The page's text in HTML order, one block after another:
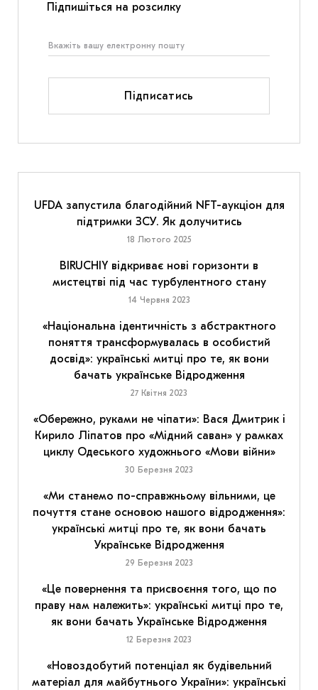
Підпишіться на розсилку
Підписатись
UFDA запустила благодійний NFT-аукціон для
підтримки ЗСУ. Як долучитись
18 Лютого 2025
BIRUCHIY відкриває нові горизонти в
мистецтві під час турбулентного стану
14 Червня 2023
«Національна ідентичність з абстрактного
поняття трансформувалась в особистий
досвід»: українські митці про те, як вони
бачать українське Відродження
27 Квітня 2023
«Обережно, руками не чіпати»: Вася Дмитрик і
Кирило Ліпатов про «Мідний саван» у рамках
циклу Одеського художнього «Мови війни»
30 Березня 2023
«Ми станемо по-справжньому вільними, це
почуття стане основою нашого відродження»:
українські митці про те, як вони бачать
Українське Відродження
29 Березня 2023
«Це повернення та присвоєння того, що по
праву нам належить»: українські митці про те,
як вони бачать Українське Відродження
12 Березня 2023
«Новоздобутий потенціал як будівельний
матеріал для майбутнього України»: українські